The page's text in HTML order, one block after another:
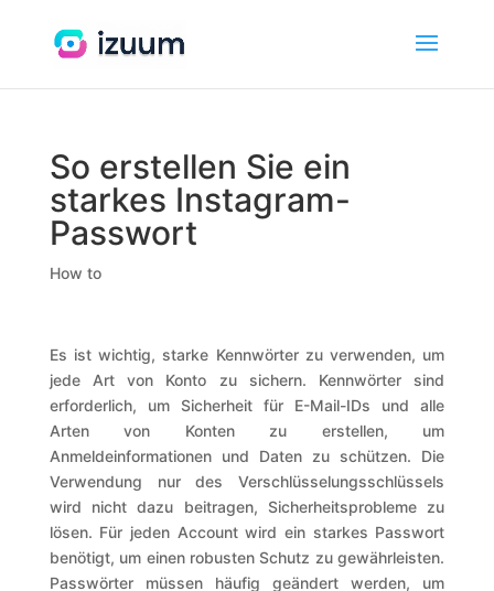
So erstellen Sie ein
starkes Instagram-
Passwort
How to
Es ist wichtig, starke Kennwörter zu verwenden, um
jede Art von Konto zu sichern. Kennwörter sind
erforderlich, um Sicherheit für E-Mail-IDs und alle
Arten von Konten zu erstellen, um
Anmeldeinformationen und Daten zu schützen. Die
Verwendung nur des Verschlüsselungsschlüssels
wird nicht dazu beitragen, Sicherheitsprobleme zu
lösen. Für jeden Account wird ein starkes Passwort
benötigt, um einen robusten Schutz zu gewährleisten.
Passwörter müssen häufig geändert werden, um